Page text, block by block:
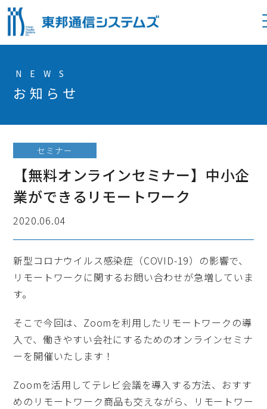
NEWS
お知らせ
セミナー
【無料オンラインセミナー】中小企
業ができるリモートワーク
2020.06.04
新型コロナウイルス感染症（COVID-19）の影響で、
リモートワークに関するお問い合わせが急増していま
す。
そこで今回は、Zoomを利用したリモートワークの導
入で、働きやすい会社にするためのオンラインセミナ
ーを開催いたします！
Zoomを活用してテレビ会議を導入する方法、おすす
めのリモートワーク商品も交えながら、リモートワー